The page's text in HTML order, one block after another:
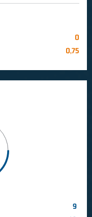
0
0,75
9